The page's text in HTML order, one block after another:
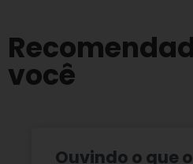
você
Ouvindo o que